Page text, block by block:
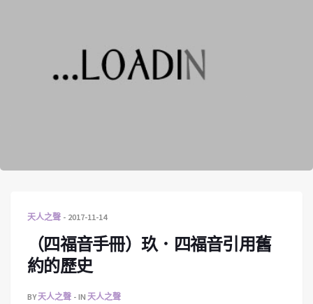
天人之聲 2017-11-14
（四福音手冊）玖．四福音引用舊
約的歷史
BY天人之聲 IN 天人之聲